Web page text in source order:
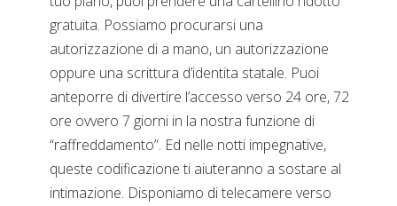
gratuita. Possiamo procurarsi una
autorizzazione di a mano, un autorizzazione
oppure una scrittura d’identita statale. Puoi
anteporre di divertire l’accesso verso 24 ore, 72
ore ovvero 7 giorni in la nostra funzione di
“raffreddamento”. Ed nelle notti impegnative,
queste codificazione ti aiuteranno a sostare al
intimazione. Disponiamo di telecamere verso